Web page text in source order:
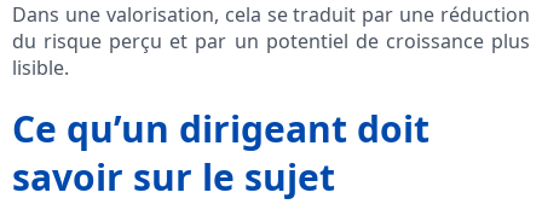
Dans une valorisation, cela se traduit par une réduction
du risque perçu et par un potentiel de croissance plus
lisible.
Ce qu’un dirigeant doit
savoir sur le sujet